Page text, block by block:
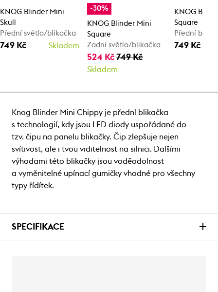
KNOG Blinder Mini
Skull
Přední světlo/blikačka
749 Kč Skladem
-30%
KNOG Blinder Mini
Square
Zadní světlo/blikačka
524 Kč749 Kč
Skladem
KNOG
Square
Přední
749 Kč
Knog Blinder Mini Chippy je přední blikačka
s technologií, kdy jsou LED diody uspořádané do
tzv. čipu na panelu blikačky. Čip zlepšuje nejen
svítivost, ale i tvou viditelnost na silnici. Dalšími
výhodami této blikačky jsou voděodolnost
a vyměnitelné upínací gumičky vhodné pro všechny
typy řídítek.
SPECIFIKACE